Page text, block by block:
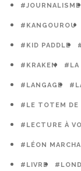
#JOURNALISME
#KANGOUROU
#KID PADDLE
#KRAKEN #LA
#LANGAGE
#LE TOTEM DE
#LECTURE À
#LÉON
#LIVRE